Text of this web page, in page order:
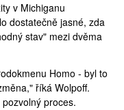
v Michiganu
dostatečně jasné, zda
stav" mezi dvěma
Homo - byl to
říká Wolpoff.
proces.